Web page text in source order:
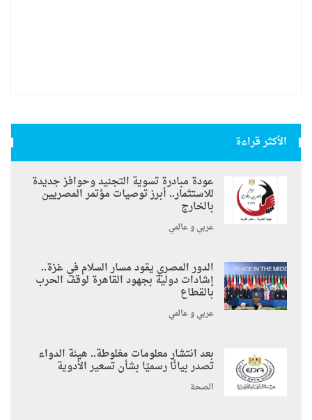
الأكثر قراءة
عودة مبادرة تسوية التجنيد وحوافز جديدة
للاستثمار.. أبرز توصيات مؤتمر المصريين
بالخارج
عربي و عالمي
الدور المصري يقود مسار السلام في غزة..
إشادات دولية بجهود القاهرة لوقف الحرب
بالقطاع
عربي و عالمي
بعد انتشار معلومات مغلوطة.. هيئة الدواء
تصدر بيانًا رسميًا بشأن تسعير الأدوية
الصحة